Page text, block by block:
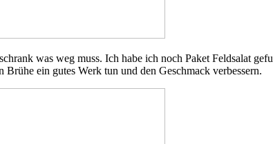
was weg muss. Ich habe ich noch Paket Feldsalat
ein gutes Werk tun und den Geschmack verbessern.